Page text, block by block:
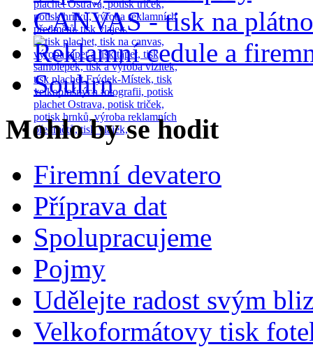
CANVAS - tisk na plátno
Reklamní cedule a
Souhrn
Mohlo by se hodit
Firemní devatero
Příprava dat
Spolupracujeme
Pojmy
Udělejte radost svým
Velkoformátovy tisk